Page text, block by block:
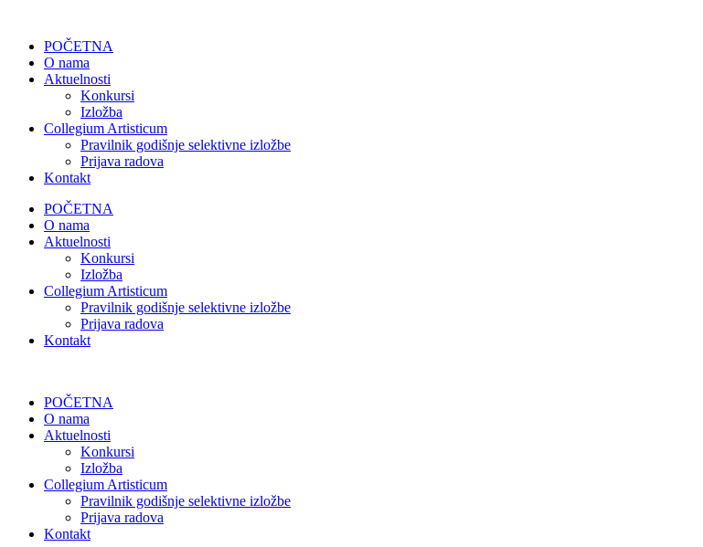
POČETNA
O nama
Aktuelnosti
Konkursi
Izložba
Collegium Artisticum
Pravilnik godišnje selektivne izložbe
Prijava radova
Kontakt
POČETNA
O nama
Aktuelnosti
Konkursi
Izložba
Collegium Artisticum
Pravilnik godišnje selektivne izložbe
Prijava radova
Kontakt
POČETNA
O nama
Aktuelnosti
Konkursi
Izložba
Collegium Artisticum
Pravilnik godišnje selektivne izložbe
Prijava radova
Kontakt